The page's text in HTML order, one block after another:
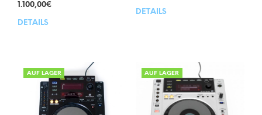
1.100,00€
DETAILS
DETAILS
AUF LAGER AUF LAGER